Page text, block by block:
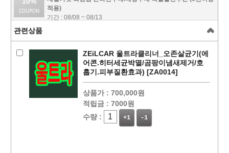
적용)
기간 : 08/08 ~ 08/13
관련상품
ZEiLCAR 울트라클리너_오존살균기(에
어콘.히터세균박멸/곰팡이냄새제거/호
흡기.피부질환효과) [ZA0014]
상품가 : 700,000원
적립금 : 7000원
수량 :
+1 -1